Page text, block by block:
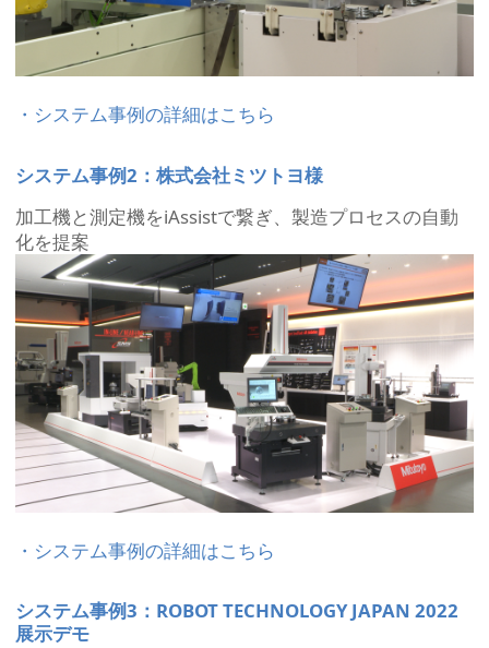
・システム事例の詳細はこちら
システム事例2：株式会社ミツトヨ様
加工機と測定機をiAssistで繋ぎ、製造プロセスの自動
化を提案
・システム事例の詳細はこちら
システム事例3：ROBOT TECHNOLOGY JAPAN 2022
展示デモ